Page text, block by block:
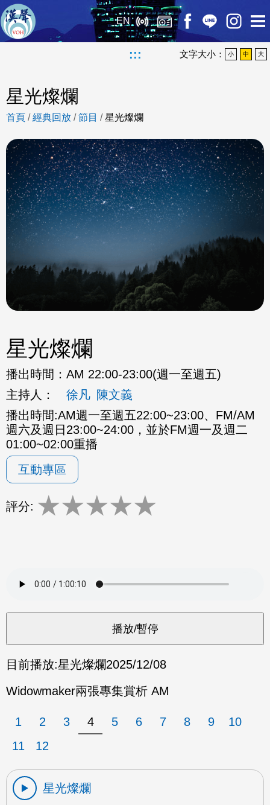
EN
::: 文字大小： 小 中 大
星光燦爛
首頁 /經典回放 /節目 /星光燦爛
星光燦爛
播出時間： AM 22:00-23:00(週一至週五)
主持人：
徐凡 陳文義
播出時間:AM週一至週五22:00~23:00、FM/AM
週六及週日23:00~24:00，並於FM週一及週二
01:00~02:00重播
互動專區
評分: ★★★★★
目前播放:星光燦爛2025/12/08
Widowmaker兩張專集賞析 AM
1 2 3 4 5 6 7 8 9
10
11
12
星光燦爛